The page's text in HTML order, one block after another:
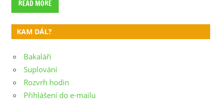
READ MORE
KAM DÁL?
Bakaláři
Suplování
Rozvrh hodin
Přihlášení do e-mailu